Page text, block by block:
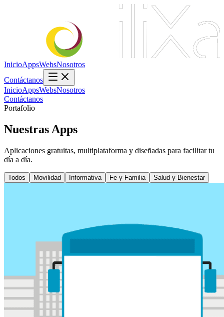
InicioAppsWebsNosotros
Contáctanos
InicioAppsWebsNosotros
Contáctanos
Portafolio
Nuestras Apps
Aplicaciones gratuitas, multiplataforma y diseñadas para facilitar tu
día a día.
Todos Movilidad Informativa Fe y Familia Salud y Bienestar